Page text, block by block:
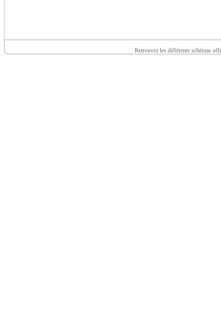
Retrouvez les différents schémas